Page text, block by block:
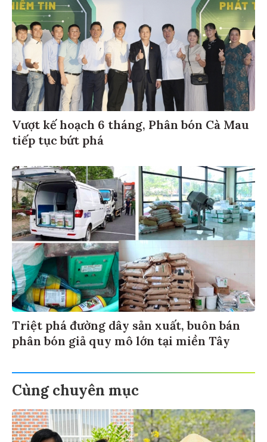
Vượt kế hoạch 6 tháng, Phân bón Cà Mau
tiếp tục bứt phá
Triệt phá đường dây sản xuất, buôn bán
phân bón giả quy mô lớn tại miền Tây
Cùng chuyên mục